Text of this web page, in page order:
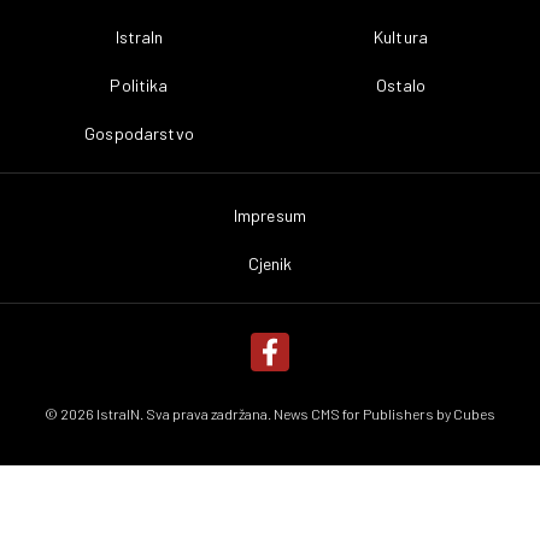
IstraIn
Politika
Gospodarstvo
Kultura
Ostalo
Impresum
Cjenik
© 2026 IstraIN. Sva prava zadržana. News CMS for Publishers by Cubes